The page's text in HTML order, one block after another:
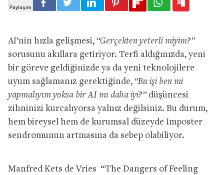
AI’nin hızla gelişmesi, “Gerçekten yeterli miyim?”
sorusunu akıllara getiriyor. Terfi aldığınızda, yeni
bir göreve geldiğinizde ya da yeni teknolojilere
uyum sağlamanız gerektiğinde, “Bu işi ben mi
yapmalıyım yoksa bir AI mı daha iyi?” düşüncesi
zihninizi kurcalıyorsa yalnız değilsiniz. Bu durum,
hem bireysel hem de kurumsal düzeyde Imposter
sendromunun artmasına da sebep olabiliyor.
Manfred Kets de Vries “The Dangers of Feeling